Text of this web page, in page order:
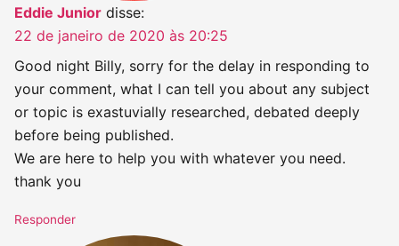
Eddie Junior disse:
22 de janeiro de 2020 às 20:25
Good night Billy, sorry for the delay in responding to
your comment, what I can tell you about any subject
or topic is exastuvially researched, debated deeply
before being published.
We are here to help you with whatever you need.
thank you
Responder